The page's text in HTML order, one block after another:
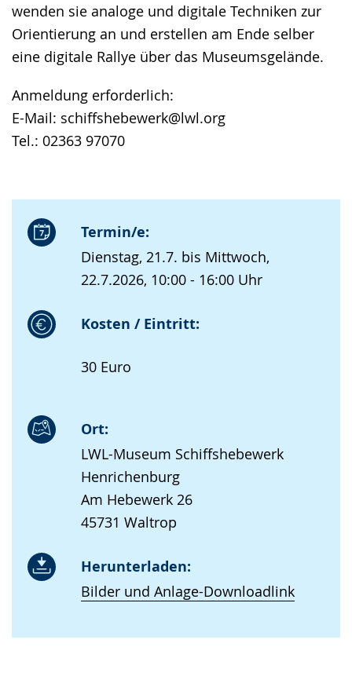
wenden sie analoge und digitale Techniken zur
Orientierung an und erstellen am Ende selber
eine digitale Rallye über das Museumsgelände.
Anmeldung erforderlich:
E-Mail: schiffshebewerk@lwl.org
Tel.: 02363 97070
Termin/e:
Dienstag, 21.7. bis Mittwoch,
22.7.2026, 10:00 - 16:00 Uhr
Kosten / Eintritt:
30 Euro
Ort:
LWL-Museum Schiffshebewerk
Henrichenburg
Am Hebewerk 26
45731 Waltrop
Herunterladen:
Bilder und Anlage-Downloadlink